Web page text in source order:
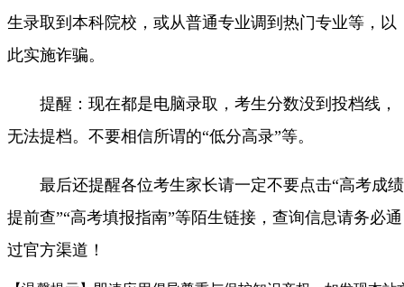
生录取到本科院校，或从普通专业调到热门专业等，以
此实施诈骗。
提醒：现在都是电脑录取，考生分数没到投档线，
无法提档。不要相信所谓的“低分高录”等。
最后还提醒各位考生家长请一定不要点击“高考成绩
提前查”“高考填报指南”等陌生链接，查询信息请务必通
过官方渠道！